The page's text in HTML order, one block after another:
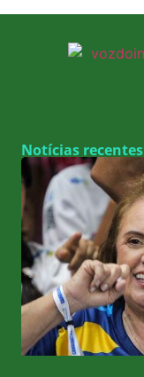
Notícias recentes